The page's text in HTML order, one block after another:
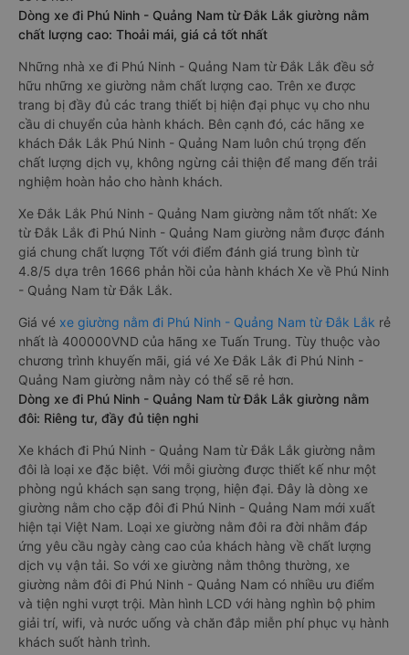
Dòng xe đi Phú Ninh - Quảng Nam từ Đắk Lắk giường nằm
chất lượng cao: Thoải mái, giá cả tốt nhất
Những nhà xe đi Phú Ninh - Quảng Nam từ Đắk Lắk đều sở
hữu những xe giường nằm chất lượng cao. Trên xe được
trang bị đầy đủ các trang thiết bị hiện đại phục vụ cho nhu
cầu di chuyển của hành khách. Bên cạnh đó, các hãng xe
khách Đắk Lắk Phú Ninh - Quảng Nam luôn chú trọng đến
chất lượng dịch vụ, không ngừng cải thiện để mang đến trải
nghiệm hoàn hảo cho hành khách.
Xe Đắk Lắk Phú Ninh - Quảng Nam giường nằm tốt nhất: Xe
từ Đắk Lắk đi Phú Ninh - Quảng Nam giường nằm được đánh
giá chung chất lượng Tốt với điểm đánh giá trung bình từ
4.8/5 dựa trên 1666 phản hồi của hành khách Xe về Phú Ninh
- Quảng Nam từ Đắk Lắk.
Giá vé xe giường nằm đi Phú Ninh - Quảng Nam từ Đắk Lắk rẻ
nhất là 400000VND của hãng xe Tuấn Trung. Tùy thuộc vào
chương trình khuyến mãi, giá vé Xe Đắk Lắk đi Phú Ninh -
Quảng Nam giường nằm này có thể sẽ rẻ hơn.
Dòng xe đi Phú Ninh - Quảng Nam từ Đắk Lắk giường nằm
đôi: Riêng tư, đầy đủ tiện nghi
Xe khách đi Phú Ninh - Quảng Nam từ Đắk Lắk giường nằm
đôi là loại xe đặc biệt. Với mỗi giường được thiết kế như một
phòng ngủ khách sạn sang trọng, hiện đại. Đây là dòng xe
giường nằm cho cặp đôi đi Phú Ninh - Quảng Nam mới xuất
hiện tại Việt Nam. Loại xe giường nằm đôi ra đời nhằm đáp
ứng yêu cầu ngày càng cao của khách hàng về chất lượng
dịch vụ vận tải. So với xe giường nằm thông thường, xe
giường nằm đôi đi Phú Ninh - Quảng Nam có nhiều ưu điểm
và tiện nghi vượt trội. Màn hình LCD với hàng nghìn bộ phim
giải trí, wifi, và nước uống và chăn đắp miễn phí phục vụ hành
khách suốt hành trình.